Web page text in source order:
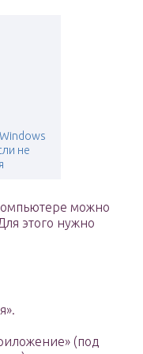
не
можно
этого нужно
(под